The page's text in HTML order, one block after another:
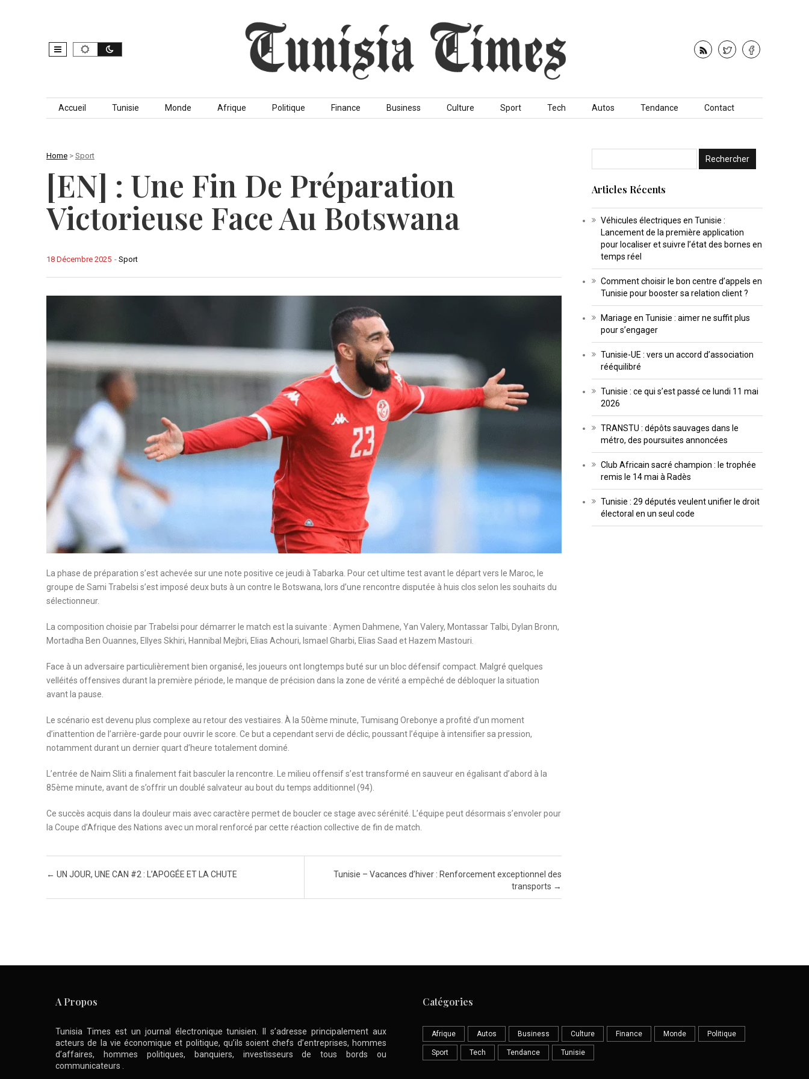
Skip to content
Accueil Tunisie Monde Afrique Politique Finance Business Culture Sport Tech Autos Tendance Contact
Home > Sport
[EN] : Une Fin De Préparation
Victorieuse Face Au Botswana
- Sport
18 Décembre 2025
La phase de préparation s’est achevée sur une note positive ce jeudi à Tabarka. Pour cet ultime test avant le départ vers le Maroc, le
groupe de Sami Trabelsi s’est imposé deux buts à un contre le Botswana, lors d’une rencontre disputée à huis clos selon les souhaits du
sélectionneur.
La composition choisie par Trabelsi pour démarrer le match est la suivante : Aymen Dahmene, Yan Valery, Montassar Talbi, Dylan Bronn,
Mortadha Ben Ouannes, Ellyes Skhiri, Hannibal Mejbri, Elias Achouri, Ismael Gharbi, Elias Saad et Hazem Mastouri.
Face à un adversaire particulièrement bien organisé, les joueurs ont longtemps buté sur un bloc défensif compact. Malgré quelques
velléités offensives durant la première période, le manque de précision dans la zone de vérité a empêché de débloquer la situation
avant la pause.
Le scénario est devenu plus complexe au retour des vestiaires. À la 50ème minute, Tumisang Orebonye a profité d’un moment
d’inattention de l’arrière-garde pour ouvrir le score. Ce but a cependant servi de déclic, poussant l’équipe à intensifier sa pression,
notamment durant un dernier quart d’heure totalement dominé.
L’entrée de Naim Sliti a finalement fait basculer la rencontre. Le milieu offensif s’est transformé en sauveur en égalisant d’abord à la
85ème minute, avant de s’offrir un doublé salvateur au bout du temps additionnel (94).
Ce succès acquis dans la douleur mais avec caractère permet de boucler ce stage avec sérénité. L’équipe peut désormais s’envoler pour
la Coupe d’Afrique des Nations avec un moral renforcé par cette réaction collective de fin de match.
Post navigation
← UN JOUR, UNE CAN #2 : L’APOGÉE ET LA CHUTE
Tunisie – Vacances d’hiver : Renforcement exceptionnel des
transports →
Articles Récents
Véhicules électriques en Tunisie :
Lancement de la première application
pour localiser et suivre l’état des bornes en
temps réel
Comment choisir le bon centre d’appels en
Tunisie pour booster sa relation client ?
Mariage en Tunisie : aimer ne suffit plus
pour s’engager
Tunisie-UE : vers un accord d’association
rééquilibré
Tunisie : ce qui s’est passé ce lundi 11 mai
2026
TRANSTU : dépôts sauvages dans le
métro, des poursuites annoncées
Club Africain sacré champion : le trophée
remis le 14 mai à Radès
Tunisie : 29 députés veulent unifier le droit
électoral en un seul code
A Propos
Tunisia Times est un journal électronique tunisien. Il s’adresse principalement aux
acteurs de la vie économique et politique, qu’ils soient chefs d’entreprises, hommes
d’affaires, hommes politiques, banquiers, investisseurs de tous bords ou
communicateurs .
Catégories
Afrique Autos Business Culture Finance Monde Politique
Sport Tech Tendance Tunisie